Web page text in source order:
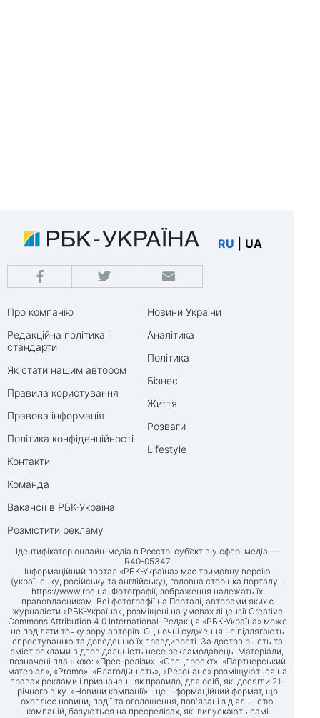
RU UA
Про компанію
Редакційна політика і
стандарти
Як стати нашим автором
Правила користування
Правова інформація
Політика конфіденційності
Контакти
Команда
Вакансії в РБК-Україна
Розмістити рекламу
Новини України
Аналітика
Політика
Бізнес
Життя
Розваги
Lifestyle
Ідентифікатор онлайн-медіа в Реєстрі суб’єктів у сфері медіа —
R40-05347
Інформаційний портал «РБК-Україна» має тримовну версію
(українську, російську та англійську), головна сторінка порталу -
https://www.rbc.ua . Фотографії, зображення належать їх
правовласникам. Всі фотографії на Порталі, авторами яких є
журналісти «РБК-Україна», розміщені на умовах ліцензії Creative
Commons Attribution 4.0 International. Редакція «РБК-Україна» може
не поділяти точку зору авторів. Оціночні судження не підлягають
спростуванню та доведенню їх правдивості. За достовірність та
зміст реклами відповідальність несе рекламодавець. Матеріали,
позначені плашкою: «Прес-релізи», «Спецпроект», «Партнерський
матеріал», «Promo», «Благодійність», «Резонанс» розміщуються на
правах реклами і призначені, як правило, для осіб, які досягли 21-
річного віку. «Новини компанії» - це інформаційний формат, що
охоплює новини, події та оголошення, пов'язані з діяльністю
компаній, базуються на пресрелізах, які випускають самі